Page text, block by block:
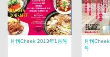
月刊Cheek 2013年1月号
月刊
号